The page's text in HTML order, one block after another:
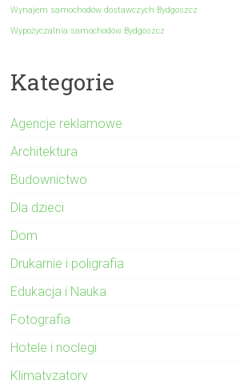
Wynajem samochodów dostawczych Bydgoszcz
Wypożyczalnia samochodów Bydgoszcz
Kategorie
Agencje reklamowe
Architektura
Budownictwo
Dla dzieci
Dom
Drukarnie i poligrafia
Edukacja i Nauka
Fotografia
Hotele i noclegi
Klimatyzatory